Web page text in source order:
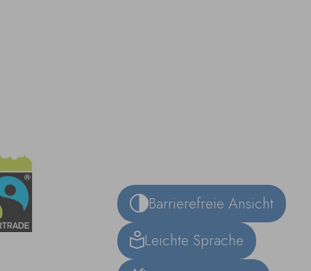
Barrierefreie Ansicht
Leichte Sprache